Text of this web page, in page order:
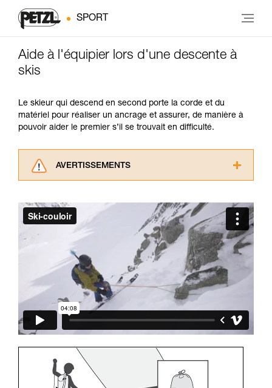
SPORT
Aide à l'équipier lors d'une descente à
skis
Le skieur qui descend en second porte la corde et du
matériel pour réaliser un ancrage et assurer, de manière à
pouvoir aider le premier s’il se trouvait en difficulté.
AVERTISSEMENTS
consulter. Vous devez avoir compris les
informations de la notice technique pour
pouvoir comprendre ce complément
d’informations.
Maîtriser ces techniques nécessite une
formation et un entraînement spécifique. Validez
avec un professionnel votre capacité à refaire
la manipulation, seul, en toute sécurité, avant
de la reproduire en autonomie.
Nous donnons des exemples de techniques
liées à votre activité. Il peut en exister d’autres
que nous ne décrivons pas ici.